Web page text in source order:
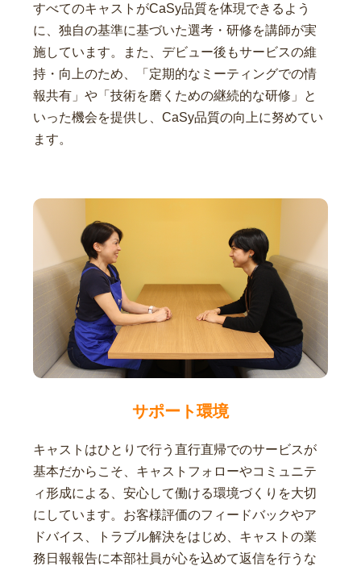
すべてのキャストがCaSy品質を体現できるよう
に、独自の基準に基づいた選考・研修を講師が実
施しています。また、デビュー後もサービスの維
持・向上のため、「定期的なミーティングでの情
報共有」や「技術を磨くための継続的な研修」と
いった機会を提供し、CaSy品質の向上に努めてい
ます。
サポート環境
キャストはひとりで行う直行直帰でのサービスが
基本だからこそ、キャストフォローやコミュニテ
ィ形成による、安心して働ける環境づくりを大切
にしています。お客様評価のフィードバックやア
ドバイス、トラブル解決をはじめ、キャストの業
務日報報告に本部社員が心を込めて返信を行うな